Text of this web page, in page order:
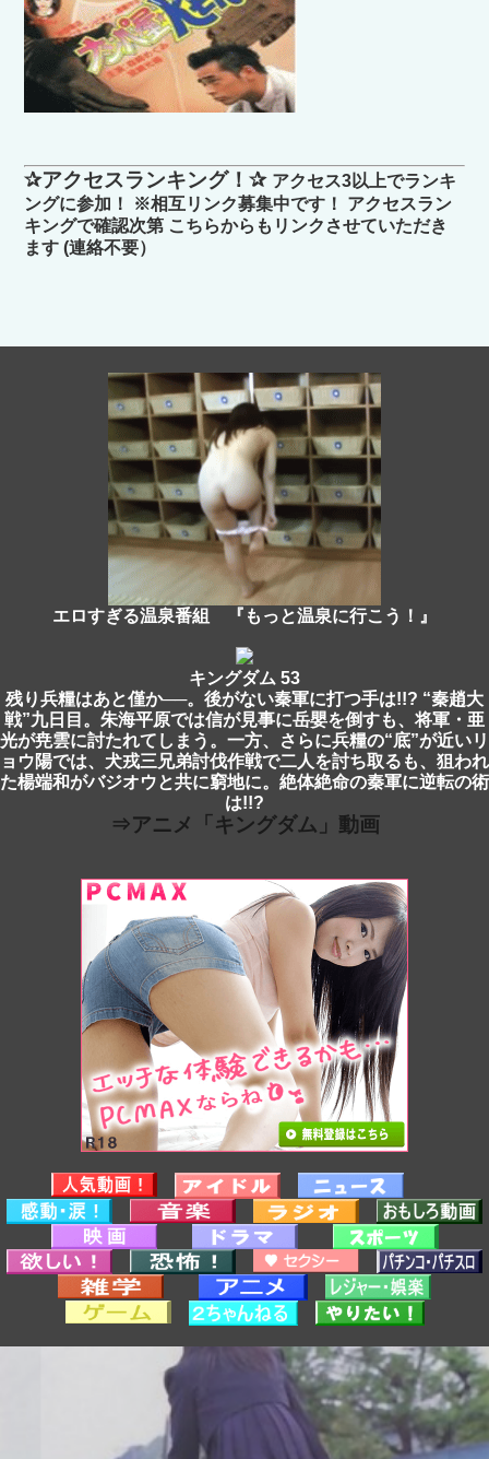
✰アクセスランキング！✰ アクセス3以上でランキ
ングに参加！ ※相互リンク募集中です！ アクセスラン
キングで確認次第 こちらからもリンクさせていただき
ます (連絡不要）
エロすぎる温泉番組 『もっと温泉に行こう！』
キングダム 53
残り兵糧はあと僅か──。後がない秦軍に打つ手は!!? “秦趙大
戦”九日目。朱海平原では信が見事に岳嬰を倒すも、将軍・亜
光が尭雲に討たれてしまう。一方、さらに兵糧の“底”が近いリ
ョウ陽では、犬戎三兄弟討伐作戦で二人を討ち取るも、狙われ
た楊端和がバジオウと共に窮地に。絶体絶命の秦軍に逆転の術
は!!?
⇒アニメ「キングダム」動画